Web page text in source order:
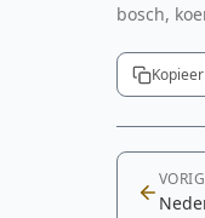
bosch,
Kopieer